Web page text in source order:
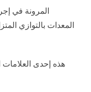
المرونة في
هذه إحدى العلامات